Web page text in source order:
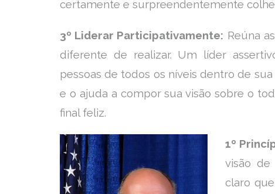
certamente e surpreendentemente
3º Liderar Participativamente: Reúna
diferente de realizar. Um líder
pessoas de todos os níveis dentro de
e o ajuda a compor sua visão sobre o
final feliz.
1º
visão
claro